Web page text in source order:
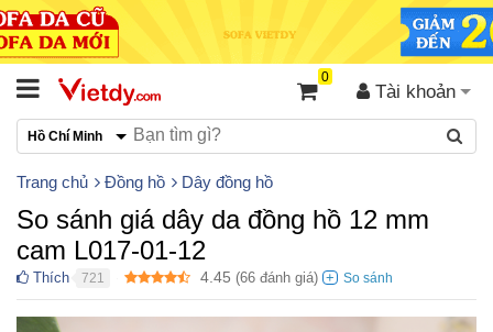
Tài khoản
0
Hồ Chí Minh
Trang chủ Đồng hồ Dây đồng hồ
So sánh giá dây da đồng hồ 12 mm
cam L017-01-12
Thích 721 4.45 (66 đánh giá)